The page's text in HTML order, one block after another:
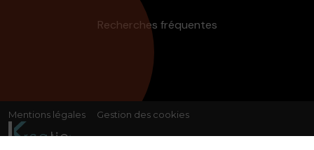
Recherches fréquentes
Mentions légales Gestion des cookies